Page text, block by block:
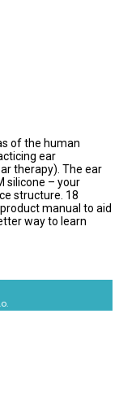
of the human
ear
therapy). The ear
silicone – your
structure. 18
manual to aid
way to learn